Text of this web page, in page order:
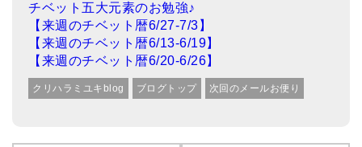
チベット五大元素のお勉強♪
【来週のチベット暦6/27-7/3】
【来週のチベット暦6/13-6/19】
【来週のチベット暦6/20-6/26】
クリハラミユキblog ブログトップ 次回のメールお便り